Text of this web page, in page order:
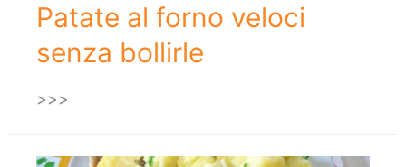
Patate al forno veloci
senza bollirle
>>>